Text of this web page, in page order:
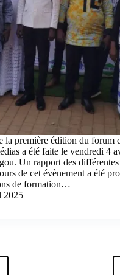
la première édition du forum
a été faite le vendredi 4
Un rapport des
de cet évènement a été
de formation…
2025